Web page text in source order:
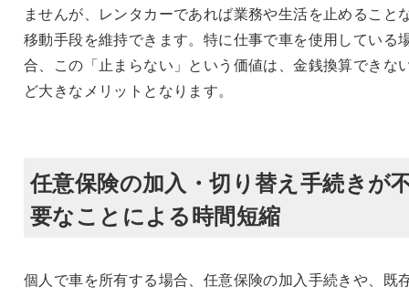
ませんが、レンタカーであれば業務や生活を止めること
移動手段を維持できます。特に仕事で車を使用している
合、この「止まらない」という価値は、金銭換算できな
ど大きなメリットとなります。
任意保険の加入・切り替え手続きが
要なことによる時間短縮
個人で車を所有する場合、任意保険の加入手続きや、既